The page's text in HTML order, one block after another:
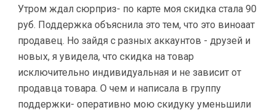
Утром ждал сюрприз- по карте моя скидка стала 90
руб. Поддержка объяснила это тем, что это виноаат
продавец. Но зайдя с разных аккаунтов - друзей и
новых, я увидела, что скидка на товар
исключительно индивидуальная и не зависит от
продавца товара. О чем и написала в группу
поддержки- оперативно мою скидуку уменьшили